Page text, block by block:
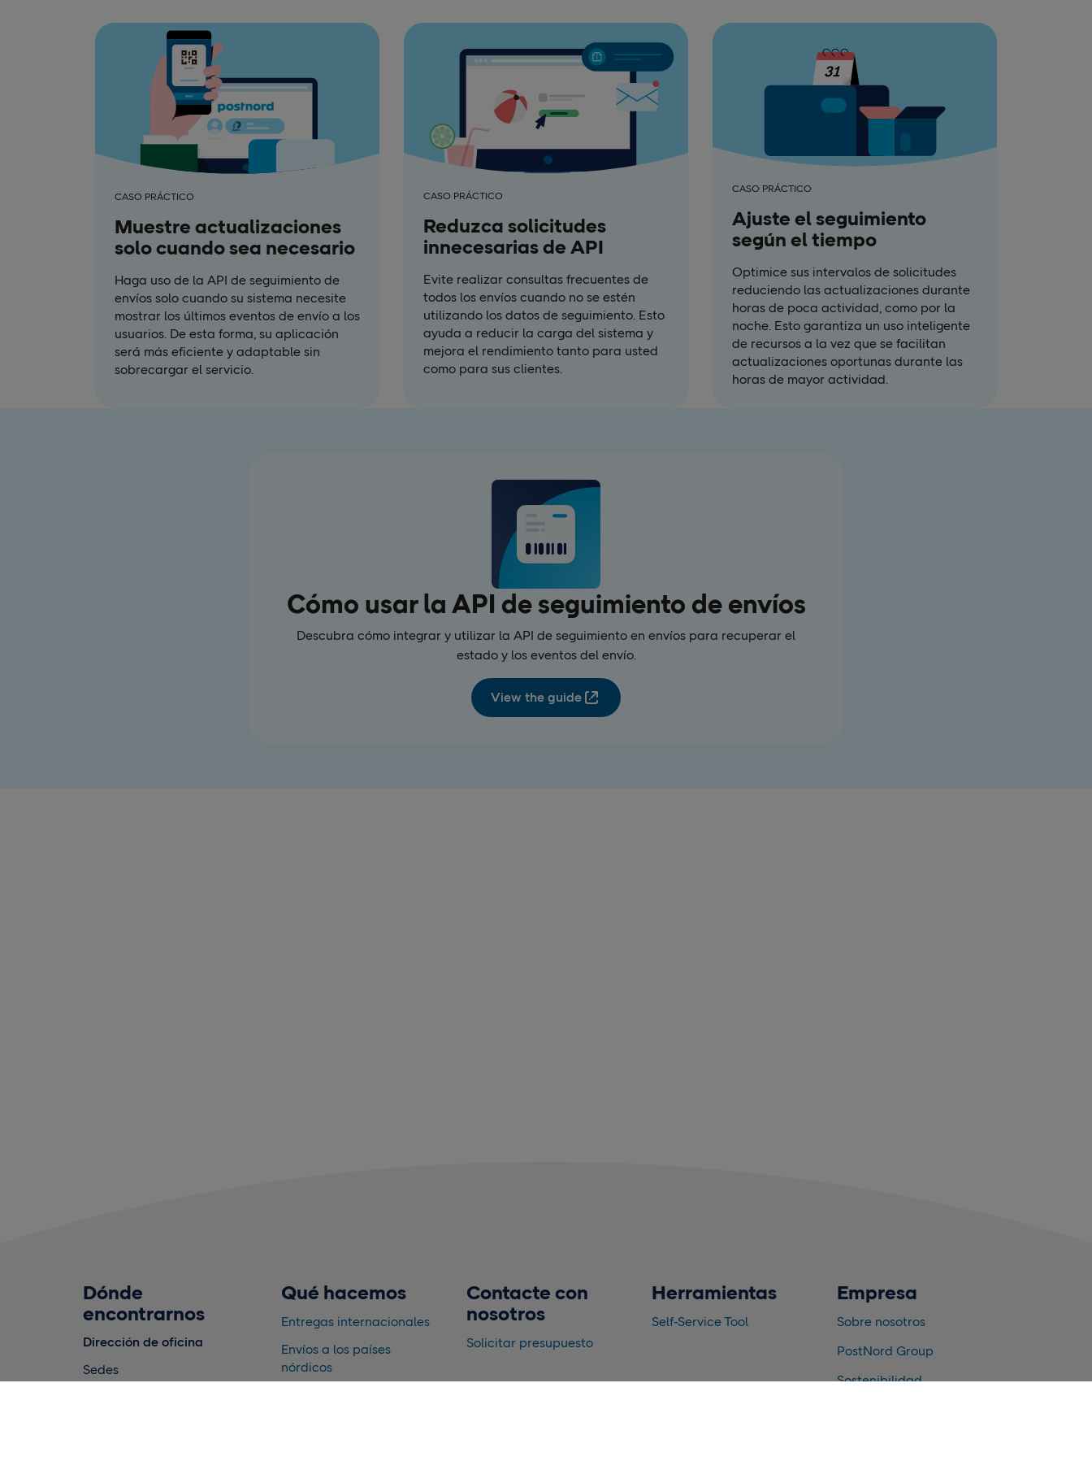
CASO PRÁCTICO
Muestre actualizaciones
solo cuando sea necesario
Haga uso de la API de seguimiento de
envíos solo cuando su sistema necesite
mostrar los últimos eventos de envío a los
usuarios. De esta forma, su aplicación
será más eficiente y adaptable sin
sobrecargar el servicio.
CASO PRÁCTICO
Reduzca solicitudes
innecesarias de API
Evite realizar consultas frecuentes de
todos los envíos cuando no se estén
utilizando los datos de seguimiento. Esto
ayuda a reducir la carga del sistema y
mejora el rendimiento tanto para usted
como para sus clientes.
CASO PRÁCTICO
Ajuste el seguimiento
según el tiempo
Optimice sus intervalos de solicitudes
reduciendo las actualizaciones durante
horas de poca actividad, como por la
noche. Esto garantiza un uso inteligente
de recursos a la vez que se facilitan
actualizaciones oportunas durante las
horas de mayor actividad.
Cómo usar la API de seguimiento de envíos
Descubra cómo integrar y utilizar la API de seguimiento en envíos para recuperar el
estado y los eventos del envío.
View the guide
Dónde
encontrarnos
Dirección de oficina
Sedes
Qué hacemos
Entregas internacionales
Envíos a los países
nórdicos
Contacte con
nosotros
Solicitar presupuesto
Herramientas
Self-Service Tool
Empresa
Sobre nosotros
PostNord Group
Sostenibilidad